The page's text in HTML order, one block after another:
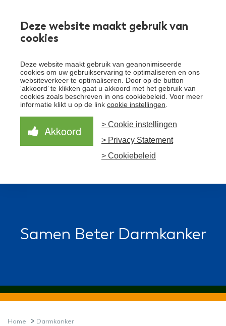
Deze website maakt gebruik van
cookies
Deze website maakt gebruik van geanonimiseerde
cookies om uw gebruikservaring te optimaliseren en ons
websiteverkeer te optimaliseren. Door op de button
‘akkoord’ te klikken gaat u akkoord met het gebruik van
cookies zoals beschreven in ons cookiebeleid. Voor meer
informatie klikt u op de link cookie instellingen
Akkoord
> Cookie instellingen
> Privacy Statement
> Cookiebeleid
Over Santeon
Waardegedreven zorg
aanpak
Samen Beter
Nieuws
Schrijf je in voor de nieuwsbrief
Schrijf je in voor onze nieuwsbrief en ontvang het
laatste nieuws!
Aanmelden nieuwsbrief
Samen Beter Darmkanker
Home > Darmkanker